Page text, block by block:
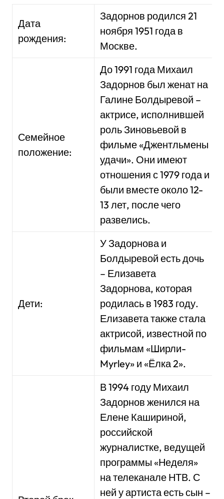
Дата
рождения:
Задорнов родился 21
ноября 1951 года в
Москве.
Семейное
положение:
До 1991 года Михаил
Задорнов был женат на
Галине Болдыревой –
актрисе, исполнившей
роль Зиновьевой в
фильме «Джентльмены
удачи». Они имеют
отношения с 1979 года и
были вместе около 12-
13 лет, после чего
развелись.
Дети:
У Задорнова и
Болдыревой есть дочь
– Елизавета
Задорнова, которая
родилась в 1983 году.
Елизавета также стала
актрисой, известной по
фильмам «Ширли-
Myrley» и «Ёлка 2».
В 1994 году Михаил
Задорнов женился на
Елене Кашириной,
российской
журналистке, ведущей
программы «Неделя»
на телеканале НТВ. С
ней у артиста есть сын –